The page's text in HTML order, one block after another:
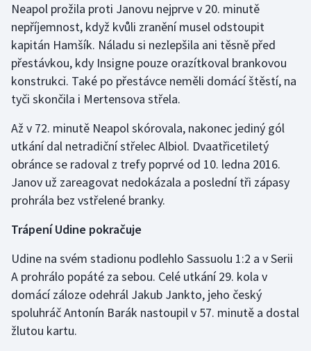
Házená
Jezdectví
Judo
Krasobruslení
Lezení
Lyže a snowboard
Moderní pětiboj
Motorsport
Olympijské hry
Parasport
Neapol prožila proti Janovu nejprve v 20. minutě
nepříjemnost, když kvůli zranění musel odstoupit
kapitán Hamšík. Náladu si nezlepšila ani těsně před
přestávkou, kdy Insigne pouze orazítkoval brankovou
konstrukci. Také po přestávce neměli domácí štěstí, na
tyči skončila i Mertensova střela.
Až v 72. minutě Neapol skórovala, nakonec jediný gól
utkání dal netradiční střelec Albiol. Dvaatřicetiletý
obránce se radoval z trefy poprvé od 10. ledna 2016.
Janov už zareagovat nedokázala a poslední tři zápasy
prohrála bez vstřelené branky.
Trápení Udine pokračuje
Udine na svém stadionu podlehlo Sassuolu 1:2 a v Serii
A prohrálo popáté za sebou. Celé utkání 29. kola v
domácí záloze odehrál Jakub Jankto, jeho český
spoluhráč Antonín Barák nastoupil v 57. minutě a dostal
žlutou kartu.